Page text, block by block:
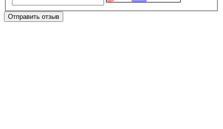
Отправить отзыв